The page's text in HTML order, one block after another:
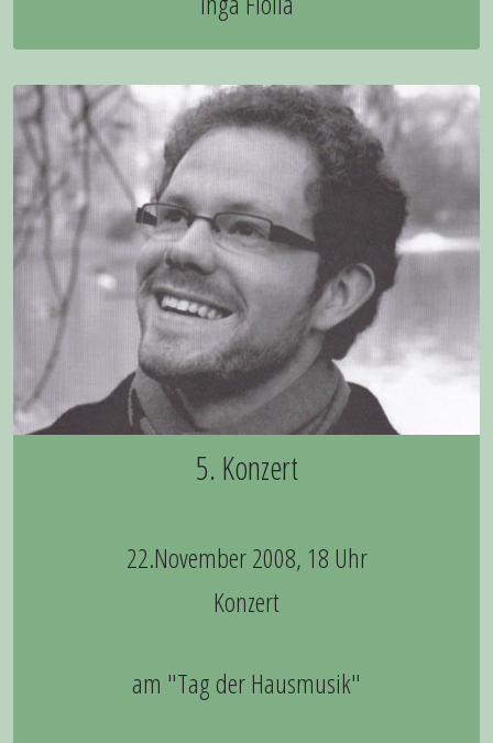
5. Konzert
22.November 2008, 18 Uhr
Konzert
am "Tag der Hausmusik"